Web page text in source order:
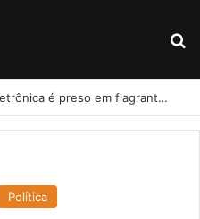
Homem com tornozeleira eletrônica é preso em flagrante por importunação sexual em condomínio de Arapiraca
Política